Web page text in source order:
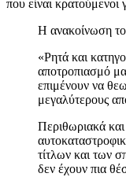
που είναι
Η ανακοίνωση
«Ρητά και
αποτροπιασμό
επιμένουν να
μεγαλύτερους
Περιθωριακά
τίτλων και των
δεν έχουν πια